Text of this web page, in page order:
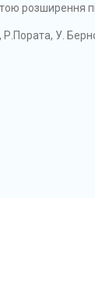
розширення
У.